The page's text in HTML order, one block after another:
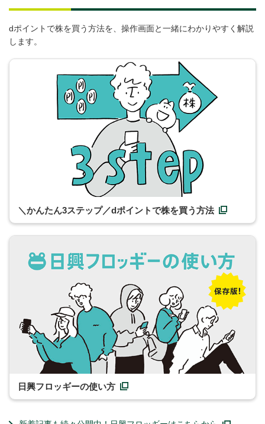
dポイントで株を買う方法を、操作画面と一緒にわかりやすく解説
します。
＼かんたん3ステップ／dポイントで株を買う方法
日興フロッギーの使い方